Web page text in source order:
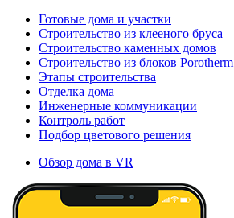
Готовые дома и участки
Строительство из клееного бруса
Строительство каменных домов
Строительство из блоков Porotherm
Этапы строительства
Отделка дома
Инженерные коммуникации
Контроль работ
Подбор цветового решения
Обзор дома в VR